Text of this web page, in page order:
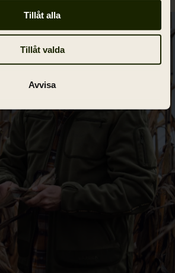
Tillåt alla
Tillåt valda
Avvisa